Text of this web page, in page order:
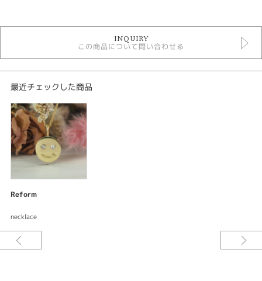
デジタルジュエリーリフォーム
デジタルジュエリー®リフォーム
オーダーメイド ネックレス
ネックレス
素材：K18イエローゴールド
サイズ：直径約12mm
加工：鏡面仕上げ
ご要望をお伺いしながらデザインしてサンプル〈レジン〉を試着できる。何
度でも修正出来て試着できるので出来上がりの満足度が違う。安心してオー
INQUIRY
この商品について問い合わせる
最近チェックした商品
Reform
necklace